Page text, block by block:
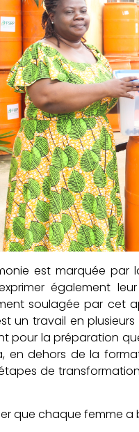
est marquée par
également
soulagée par cet
un travail en
pour la préparation
en dehors de la
de
que chaque femme a